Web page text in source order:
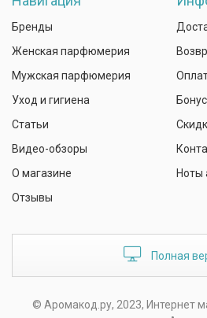
Бренды
Женская парфюмерия
Мужская парфюмерия
Уход и гигиена
Статьи
Видео-обзоры
О магазине
Отзывы
Ноты
Полная
© Аромакод.ру, 2023, Интернет